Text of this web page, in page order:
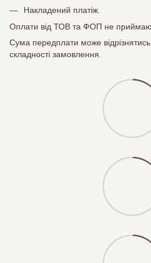
Накладений платіж.
Оплати від ТОВ та ФОП не
Сума передплати може відрізнятись
складності замовлення.